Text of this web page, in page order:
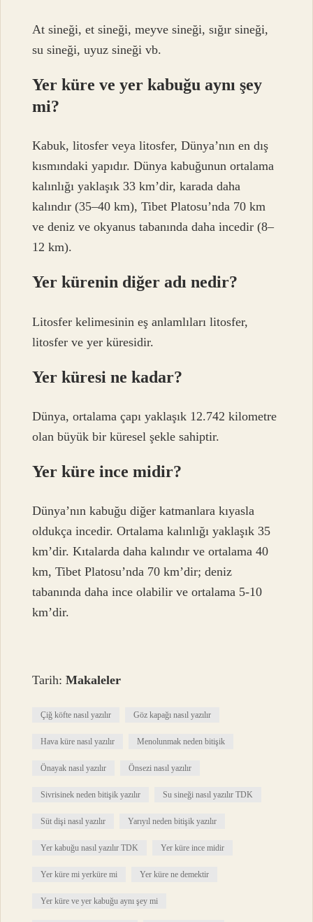
At sineği, et sineği, meyve sineği, sığır sineği,
su sineği, uyuz sineği vb.
Yer küre ve yer kabuğu aynı şey
mi?
Kabuk, litosfer veya litosfer, Dünya’nın en dış
kısmındaki yapıdır. Dünya kabuğunun ortalama
kalınlığı yaklaşık 33 km’dir, karada daha
kalındır (35–40 km), Tibet Platosu’nda 70 km
ve deniz ve okyanus tabanında daha incedir (8–
12 km).
Yer kürenin diğer adı nedir?
Litosfer kelimesinin eş anlamlıları litosfer,
litosfer ve yer küresidir.
Yer küresi ne kadar?
Dünya, ortalama çapı yaklaşık 12.742 kilometre
olan büyük bir küresel şekle sahiptir.
Yer küre ince midir?
Dünya’nın kabuğu diğer katmanlara kıyasla
oldukça incedir. Ortalama kalınlığı yaklaşık 35
km’dir. Kıtalarda daha kalındır ve ortalama 40
km, Tibet Platosu’nda 70 km’dir; deniz
tabanında daha ince olabilir ve ortalama 5-10
km’dir.
Tarih:Makaleler
Çiğ köfte nasıl yazılır Göz kapağı nasıl yazılır
Hava küre nasıl yazılır Menolunmak neden bitişik
Önayak nasıl yazılır Önsezi nasıl yazılır
Sivrisinek neden bitişik yazılır Su sineği nasıl yazılır TDK
Süt dişi nasıl yazılır Yarıyıl neden bitişik yazılır
Yer kabuğu nasıl yazılır TDK Yer küre ince midir
Yer küre mi yerküre mi Yer küre ne demektir
Yer küre ve yer kabuğu aynı şey mi